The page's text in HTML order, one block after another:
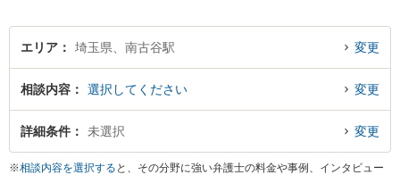
エリア 埼玉県、南古谷駅 変更
相談内容 選択してください 変更
詳細条件 未選択 変更
※相談内容を選択する と、その分野に強い弁護士の料金や事例、インタビュー